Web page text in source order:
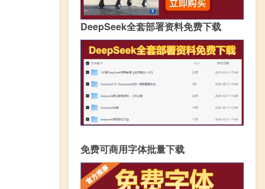
DeepSeek全套部署资料免费下载
免费可商用字体批量下载